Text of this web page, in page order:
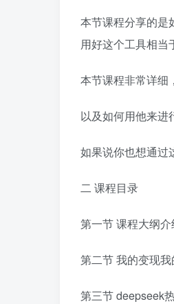
本节课程分享的是
用好这个工具相当
本节课程非常详细
以及如何用他来进
如果说你也想通过
二 课程目录
第一节 课程大纲介
第二节 我的变现
第三节 deepseek